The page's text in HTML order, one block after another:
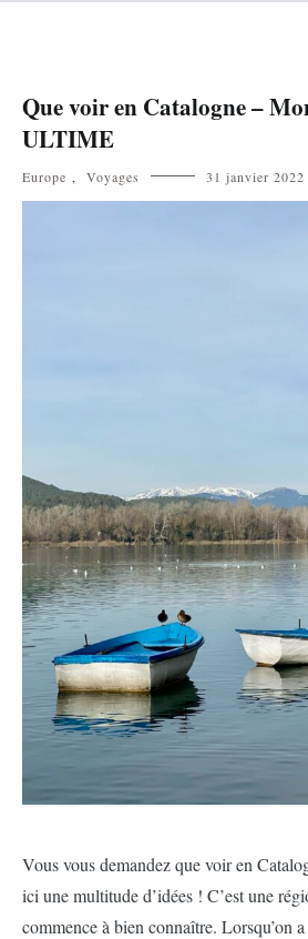
Que voir en Catalogne –
ULTIME
Europe , Voyages 31 janvier 2022
Vous vous demandez que voir en
ici une multitude d’idées ! C’est une
commence à bien connaître. Lorsqu’on